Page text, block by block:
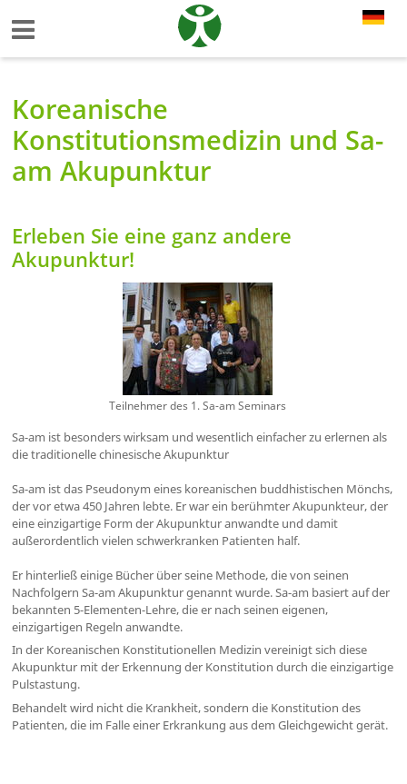
Koreanische
Konstitutionsmedizin und Sa-
am Akupunktur
Erleben Sie eine ganz andere
Akupunktur!
Teilnehmer des 1. Sa-am Seminars
Sa-am ist besonders wirksam und wesentlich einfacher zu erlernen als
die traditionelle chinesische Akupunktur
Sa-am ist das Pseudonym eines koreanischen buddhistischen Mönchs,
der vor etwa 450 Jahren lebte. Er war ein berühmter Akupunkteur, der
eine einzigartige Form der Akupunktur anwandte und damit
außerordentlich vielen schwerkranken Patienten half.
Er hinterließ einige Bücher über seine Methode, die von seinen
Nachfolgern Sa-am Akupunktur genannt wurde. Sa-am basiert auf der
bekannten 5-Elementen-Lehre, die er nach seinen eigenen,
einzigartigen Regeln anwandte.
In der Koreanischen Konstitutionellen Medizin vereinigt sich diese
Akupunktur mit der Erkennung der Konstitution durch die einzigartige
Pulstastung.
Behandelt wird nicht die Krankheit, sondern die Konstitution des
Patienten, die im Falle einer Erkrankung aus dem Gleichgewicht gerät.